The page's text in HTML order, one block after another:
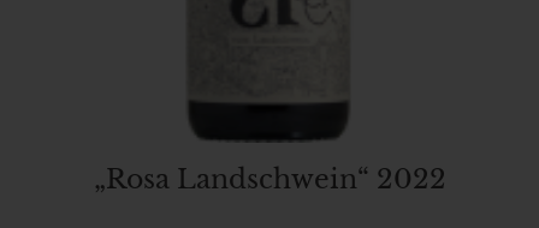
„Rosa Landschwein“ 2022